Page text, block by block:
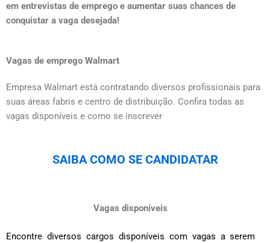
em entrevistas de emprego e aumentar suas chances de
conquistar a vaga desejada!
Vagas de emprego Walmart
Empresa Walmart está contratando diversos profissionais para
suas áreas fabris e centro de distribuição. Confira todas as
vagas disponíveis e como se inscrever
SAIBA COMO SE CANDIDATAR
Vagas disponíveis
Encontre diversos cargos disponíveis com vagas a serem